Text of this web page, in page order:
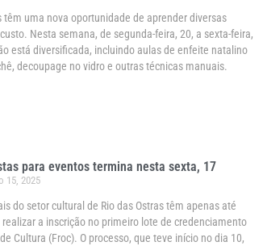
têm uma nova oportunidade de aprender diversas
Nesta semana, de segunda-feira, 20, a sexta-feira,
está diversificada, incluindo aulas de enfeite natalino
decoupage no vidro e outras técnicas manuais.
para eventos termina nesta sexta, 17
15, 2025
do setor cultural de Rio das Ostras têm apenas até
a inscrição no primeiro lote de credenciamento
Cultura (Froc). O processo, que teve início no dia 10,